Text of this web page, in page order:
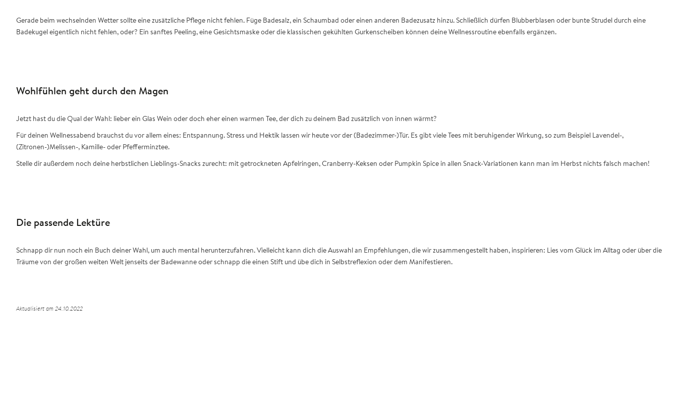
Gerade beim wechselnden Wetter sollte eine zusätzliche Pflege nicht fehlen. Füge Badesalz, ein Schaumbad oder einen anderen Badezusatz hinzu. Schließlich dürfen Blubberblasen oder bunte Strudel durch eine
Badekugel eigentlich nicht fehlen, oder? Ein sanftes Peeling, eine Gesichtsmaske oder die klassischen gekühlten Gurkenscheiben können deine Wellnessroutine ebenfalls ergänzen.
Wohlfühlen geht durch den Magen
Jetzt hast du die Qual der Wahl: lieber ein Glas Wein oder doch eher einen warmen Tee, der dich zu deinem Bad zusätzlich von innen wärmt?
Für deinen Wellnessabend brauchst du vor allem eines: Entspannung. Stress und Hektik lassen wir heute vor der (Badezimmer-)Tür. Es gibt viele Tees mit beruhigender Wirkung, so zum Beispiel Lavendel-,
(Zitronen-)Melissen-, Kamille- oder Pfefferminztee.
Stelle dir außerdem noch deine herbstlichen Lieblings-Snacks zurecht: mit getrockneten Apfelringen, Cranberry-Keksen oder Pumpkin Spice in allen Snack-Variationen kann man im Herbst nichts falsch machen!
Die passende Lektüre
Schnapp dir nun noch ein Buch deiner Wahl, um auch mental herunterzufahren. Vielleicht kann dich die Auswahl an Empfehlungen, die wir zusammengestellt haben, inspirieren: Lies vom Glück im Alltag oder über die
Träume von der großen weiten Welt jenseits der Badewanne oder schnapp die einen Stift und übe dich in Selbstreflexion oder dem Manifestieren.
Aktualisiert am 24.10.2022